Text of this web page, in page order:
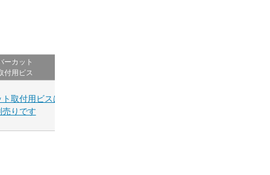
ーカット
付用ビス
取付用ビスは
売りです